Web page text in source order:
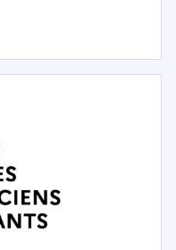
recherche humaine